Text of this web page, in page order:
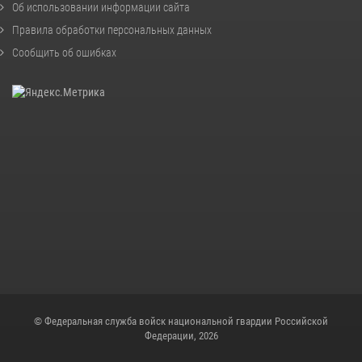
Об использовании информации сайта
Правила обработки персональных данных
Сообщить об ошибках
© Федеральная служба войск национальной гвардии Российской
Федерации, 2026